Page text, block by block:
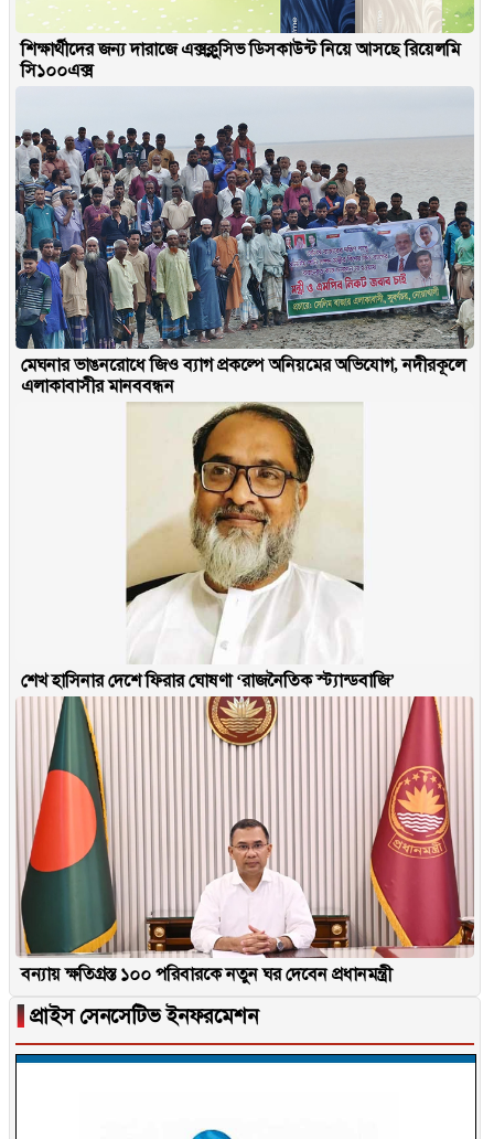
শিক্ষার্থীদের জন্য দারাজে এক্সক্লুসিভ ডিসকাউন্ট নিয়ে আসছে রিয়েলমি
সি১০০এক্স
মেঘনার ভাঙনরোধে জিও ব্যাগ প্রকল্পে অনিয়মের অভিযোগ, নদীরকূলে
এলাকাবাসীর মানববন্ধন
শেখ হাসিনার দেশে ফিরার ঘোষণা ‘রাজনৈতিক স্ট্যান্ডবাজি’
বন্যায় ক্ষতিগ্রস্ত ১০০ পরিবারকে নতুন ঘর দেবেন প্রধানমন্ত্রী
▐ প্রাইস সেনসেটিভ ইনফরমেশন